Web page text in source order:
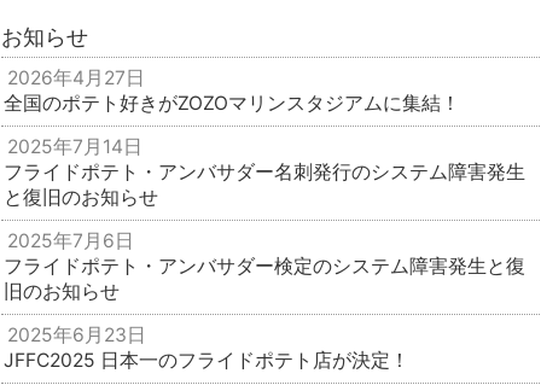
お知らせ
2026年4月27日
全国のポテト好きがZOZOマリンスタジアムに集結！
2025年7月14日
フライドポテト・アンバサダー名刺発行のシステム障害発生
と復旧のお知らせ
2025年7月6日
フライドポテト・アンバサダー検定のシステム障害発生と復
旧のお知らせ
2025年6月23日
JFFC2025 日本一のフライドポテト店が決定！